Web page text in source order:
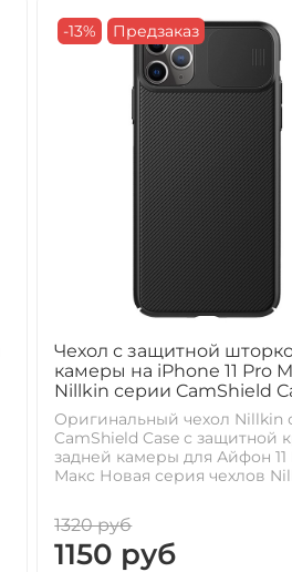
-13% Предзаказ
Чехол с защитной
камеры на iPhone 11 Pro
Nillkin серии CamShield
Оригинальный чехол Nillkin
CamShield Case с защитной
задней камеры для Айфон
Макс Новая серия чехлов
1320 руб
1150 руб